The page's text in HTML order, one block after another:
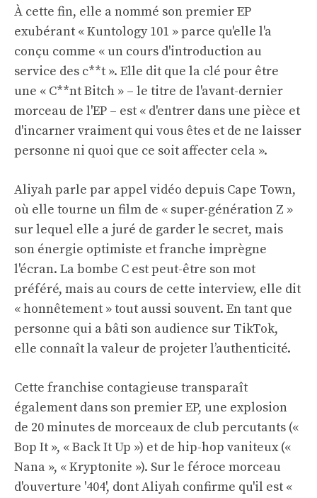
À cette fin, elle a nommé son premier EP
exubérant « Kuntology 101 » parce qu'elle l'a
conçu comme « un cours d'introduction au
service des c**t ». Elle dit que la clé pour être
une « C**nt Bitch » – le titre de l'avant-dernier
morceau de l'EP – est « d'entrer dans une pièce et
d'incarner vraiment qui vous êtes et de ne laisser
personne ni quoi que ce soit affecter cela ».
Aliyah parle par appel vidéo depuis Cape Town,
où elle tourne un film de « super-génération Z »
sur lequel elle a juré de garder le secret, mais
son énergie optimiste et franche imprègne
l'écran. La bombe C est peut-être son mot
préféré, mais au cours de cette interview, elle dit
« honnêtement » tout aussi souvent. En tant que
personne qui a bâti son audience sur TikTok,
elle connaît la valeur de projeter l’authenticité.
Cette franchise contagieuse transparaît
également dans son premier EP, une explosion
de 20 minutes de morceaux de club percutants («
Bop It », « Back It Up ») et de hip-hop vaniteux («
Nana », « Kryptonite »). Sur le féroce morceau
d'ouverture '404', dont Aliyah confirme qu'il est «